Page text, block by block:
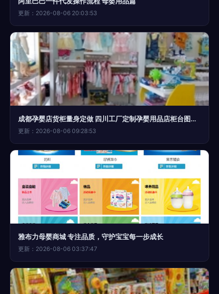
更新：2026-08-06 20:03:53
成都孕婴店货柜量身定做 四川工厂定制孕婴用品店柜台图片展示
更新：2026-08-06 09:28:53
雅布力母婴商城 专注品质，守护宝宝每一步成长
更新：2026-08-06 03:37:47